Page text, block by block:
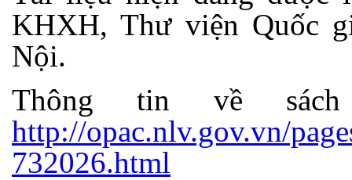
KHXH, Thư viện Quốc
Nội.
Thông tin về
http://opac.nlv.gov.vn/
732026.html